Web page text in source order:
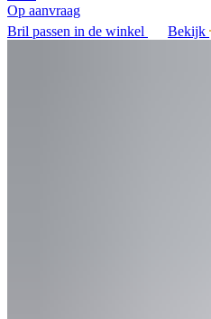
Op aanvraag
Bril passen in de winkel
Bekijk